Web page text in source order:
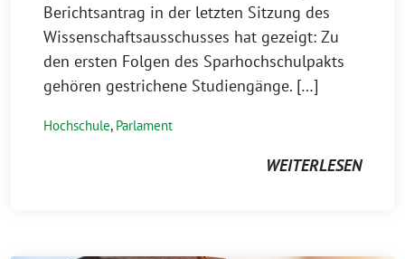
Berichtsantrag in der letzten Sitzung des
Wissenschaftsausschusses hat gezeigt: Zu
den ersten Folgen des Sparhochschulpakts
gehören gestrichene Studiengänge. […]
Hochschule, Parlament
WEITERLESEN